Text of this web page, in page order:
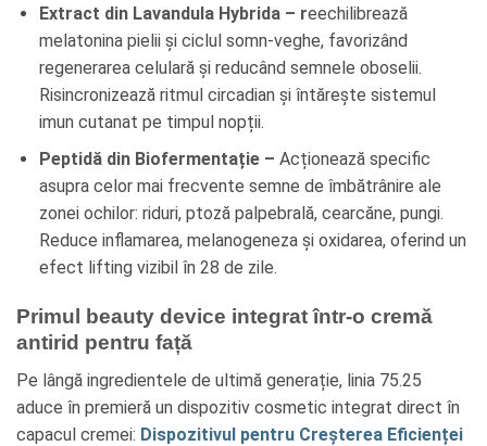
Extract din Lavandula Hybrida – reechilibrează
melatonina pielii și ciclul somn-veghe, favorizând
regenerarea celulară și reducând semnele oboselii.
Risincronizează ritmul circadian și întărește sistemul
imun cutanat pe timpul nopții.
Peptidă din Biofermentație – Acționează specific
asupra celor mai frecvente semne de îmbătrânire ale
zonei ochilor: riduri, ptoză palpebrală, cearcăne, pungi.
Reduce inflamarea, melanogeneza și oxidarea, oferind un
efect lifting vizibil în 28 de zile.
Primul beauty device integrat într-o cremă
antirid pentru față
Pe lângă ingredientele de ultimă generație, linia 75.25
aduce în premieră un dispozitiv cosmetic integrat direct în
capacul cremei: Dispozitivul pentru Creșterea Eficienței